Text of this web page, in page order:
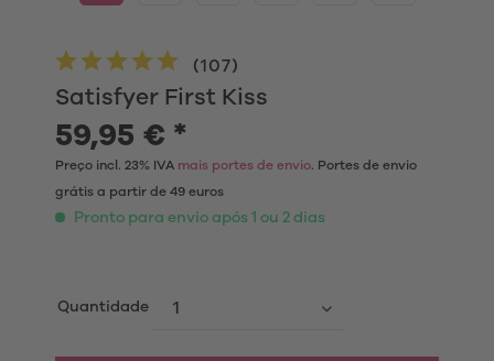
Satisfyer First Kiss
(107)
59,95 € *
Preço incl. 23% IVA mais portes de envio. Portes de envio
grátis a partir de 49 euros
Pronto para envio após 1 ou 2 dias
Quantidade